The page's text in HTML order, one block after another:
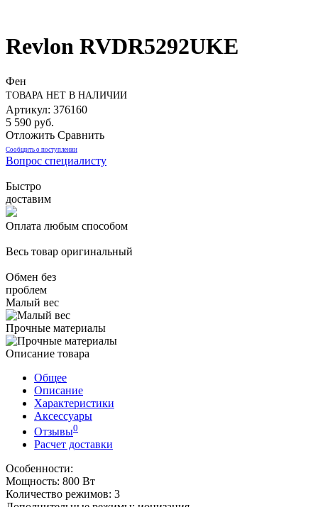
Revlon RVDR5292UKE
Фен
ТОВАРА НЕТ В НАЛИЧИИ
Артикул: 376160
5 590 руб.
Отложить Сравнить
Сообщить о поступлении
Вопрос специалисту
Быстро
доставим
Оплата любым способом
Весь товар оригинальный
Обмен без
проблем
Малый вес
Прочные материалы
Описание товара
Общее
Описание
Характеристики
Аксессуары
Отзывы0
Расчет доставки
Особенности:
Мощность: 800 Вт
Количество режимов: 3